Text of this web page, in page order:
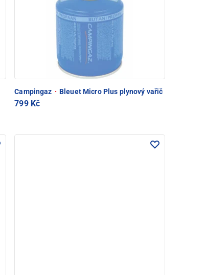
Campingaz · Bleuet Micro Plus plynový vařič
799 Kč